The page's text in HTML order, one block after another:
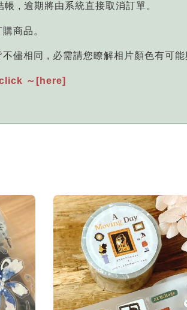
, 逾期將由系統直接取消訂單。
商品。
儘相同 , 必需請您瞭解相片顏色有可能
～[here]